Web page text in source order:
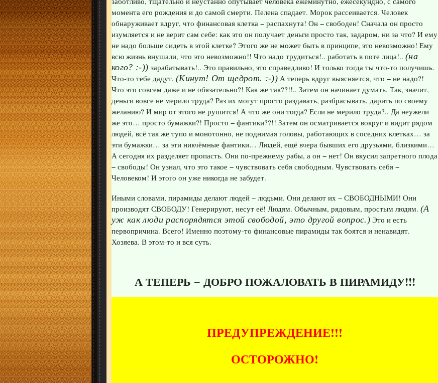
момента его рождения и до самой смерти. Пелена спадает. Морок рассеивается. Человек
обнаруживает вдруг, что финансовая клетка − распахнута! Он − свободен! Сначала он просто
изумляется и не верит сам себе: как это он получает деньги просто так, задаром, ни за что? И ему
не надо больше сидеть в этой клетке? Этого же не может быть в принципе, это невозможно! Ему
всю жизнь внушали, что это невозможно!! Что надо трудиться!.. работать в поте лица!.. (на
кого? :-)) зарабатывать!.. Это правильно, это справедливо! И только тогда ты что-то получишь.
Что-то тебе дадут. (Кинут! От щедрот. :-)) А теперь вдруг выясняется, что − не надо?!
Что это совсем даже и не обязательно?! Как же так??!!.. Затем он начинает думать. Так, значит,
деньги вовсе не мерило труда? Раз их могут просто раздавать, разбрасывать, дарить по своему
желанию? И мир от этого не рушится! А что же они тогда? Если не мерило труда?.. Да неужели
же это… просто бумажки?! Просто − фантики??!! Затем он осматривается вокруг и видит рядом
людей, всё так же тупо и монотонно, не поднимая головы, работающих в соседних клетках… за
эти бумажки… за эти никчёмные фантики… Людей, ещё вчера бывших его друзьями, близкими…
А сегодня их разделяет пропасть. Они по-прежнему рабы, а он − нет! Он вкусил запретного плода
− свободы! Он узнал, что это такое − чувствовать себя свободным. Чувствовать себя −
Человеком! И этого он уже никогда не забудет.
Иными словами, пирамиды делают людей − людьми. Они делают их − СВОБОДНЫМИ! Они
производят СВОБОДУ! Генерируют, несут её! Людям. Обычным, рядовым, простым людям. (А
уж как люди распорядятся этой свободой, это другой вопрос.) Это и есть
первопричина. Всего! Именно поэтому-то финансовые пирамиды так боятся и ненавидят.
Хозяева. В этом-то и вся суть.
А ТЕПЕРЬ − ДОБРО ПОЖАЛОВАТЬ В ПИРАМИДУ!!!
ПРЕДУПРЕЖДЕНИЕ!!!
ОСТОРОЖНО!